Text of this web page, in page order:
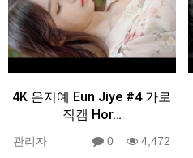
4K 은지예 Eun Jiye #4 가로
직캠 Hor…
관리자 0 4,472